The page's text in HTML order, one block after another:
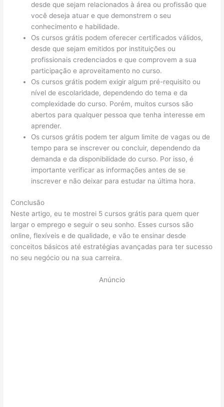
desde que sejam relacionados à área ou profissão que
você deseja atuar e que demonstrem o seu
conhecimento e habilidade.
Os cursos grátis podem oferecer certificados válidos,
desde que sejam emitidos por instituições ou
profissionais credenciados e que comprovem a sua
participação e aproveitamento no curso.
Os cursos grátis podem exigir algum pré-requisito ou
nível de escolaridade, dependendo do tema e da
complexidade do curso. Porém, muitos cursos são
abertos para qualquer pessoa que tenha interesse em
aprender.
Os cursos grátis podem ter algum limite de vagas ou de
tempo para se inscrever ou concluir, dependendo da
demanda e da disponibilidade do curso. Por isso, é
importante verificar as informações antes de se
inscrever e não deixar para estudar na última hora.
Conclusão
Neste artigo, eu te mostrei 5 cursos grátis para quem quer
largar o emprego e seguir o seu sonho. Esses cursos são
online, flexíveis e de qualidade, e vão te ensinar desde
conceitos básicos até estratégias avançadas para ter sucesso
no seu negócio ou na sua carreira.
Anúncio